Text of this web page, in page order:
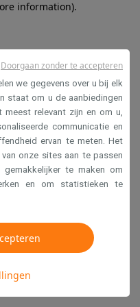
information).
we gegevens over u bij elk
staat om u de aanbiedingen
meest relevant zijn en om u,
communicatie en
ervan te meten. Het
onze sites aan te passen
te maken om
en om statistieken te
Doorgaan zonder te accepteren